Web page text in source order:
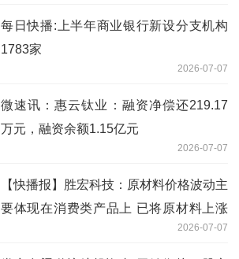
每日快播:上半年商业银行新设分支机构
1783家
2026-07-07
微速讯：惠云钛业：融资净偿还219.17
万元，融资余额1.15亿元
2026-07-07
【快播报】胜宏科技：原材料价格波动主
要体现在消费类产品上 已将原材料上涨
带来的成本压力合理、有序地向下游客户
传导
2026-07-07